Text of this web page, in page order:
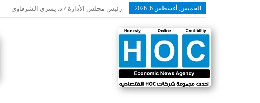
الخميس, أغسطس 6, 2026 رئيس مجلس الأدارة / د. يسرى الشرقاوى